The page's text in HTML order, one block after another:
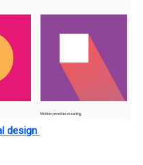
design